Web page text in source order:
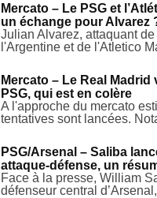
Mercato – Le PSG et
un échange pour Alvarez
Julian Alvarez, attaquant
l'Argentine et de l'Atletico
Mercato – Le Real Madrid
PSG, qui est en colère
A l'approche du mercato
tentatives sont lancées.
PSG/Arsenal – Saliba
attaque-défense, un
Face à la presse, William
défenseur central